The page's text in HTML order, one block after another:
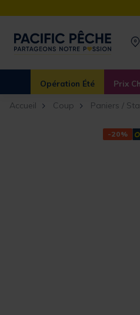
Opération Été Prix
Accueil Coup Paniers /
-20%